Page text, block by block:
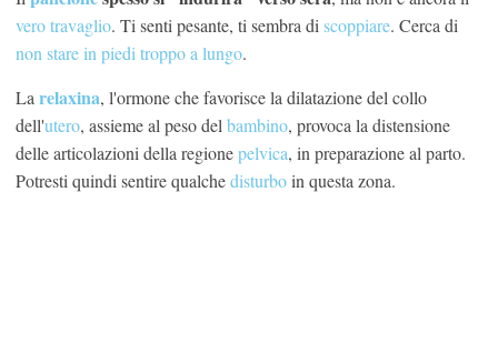
vero travaglio. Ti senti pesante, ti sembra di scoppiare. Cerca di
non stare in piedi troppo a lungo.
La relaxina, l'ormone che favorisce la dilatazione del collo
dell'utero, assieme al peso del bambino, provoca la distensione
delle articolazioni della regionepelvica, in preparazione al parto.
Potresti quindi sentire qualchedisturboin questa zona.